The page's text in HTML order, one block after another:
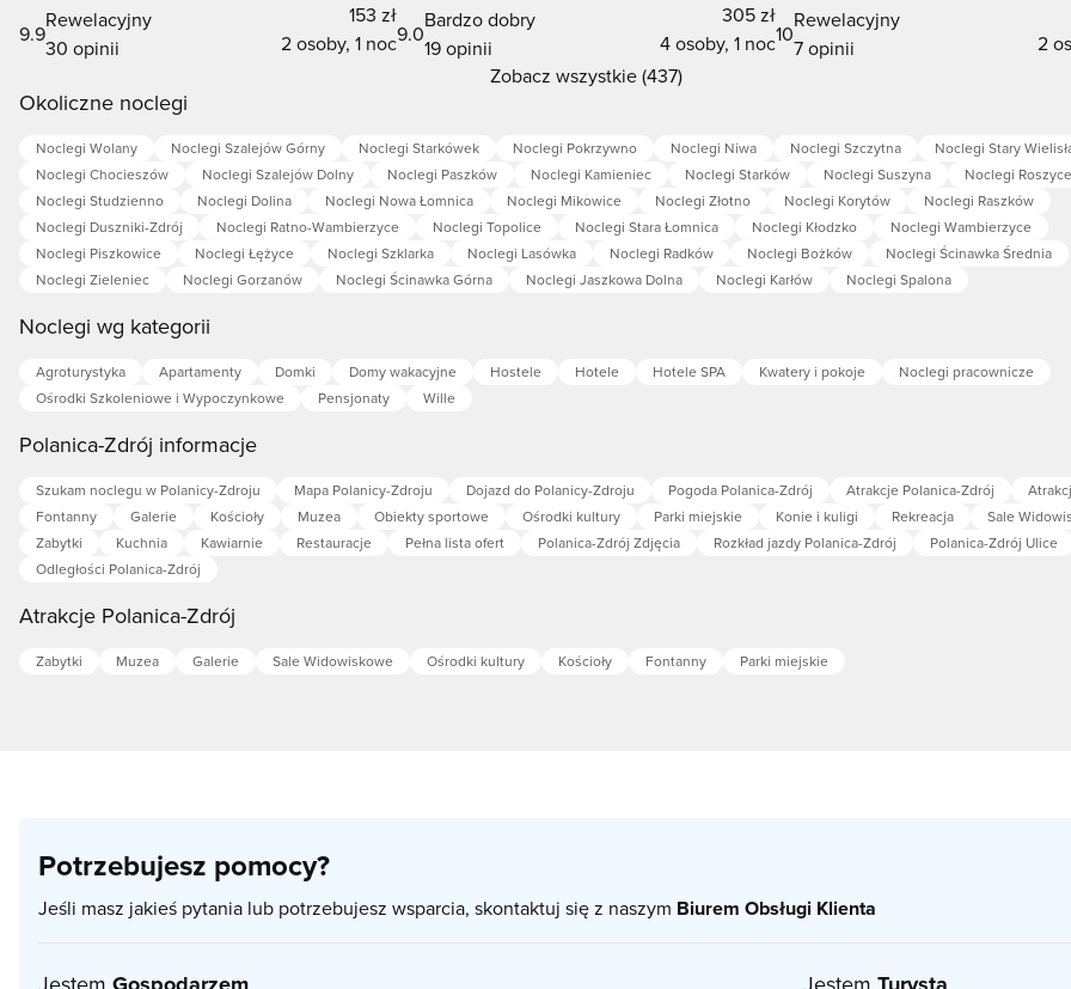
9.9
Rewelacyjny
30 opinii
153 zł
2 osoby, 1 noc9.0
Bardzo dobry
19 opinii
305 zł
4 osoby, 1 noc10
Rewelacyjny
7 opinii
2
Zobacz wszystkie (437)
Okoliczne noclegi
Noclegi Wolany Noclegi Szalejów Górny Noclegi Starkówek Noclegi Pokrzywno Noclegi Niwa Noclegi Szczytna
Noclegi Stary
Noclegi Chocieszów
Noclegi Szalejów Dolny Noclegi Paszków Noclegi Kamieniec Noclegi Starków Noclegi Suszyna
Noclegi Roszyce
Noclegi Studzienno
Noclegi Dolina Noclegi Nowa Łomnica Noclegi Mikowice Noclegi Złotno Noclegi Korytów
Noclegi Raszków
Noclegi Duszniki-Zdrój
Noclegi Ratno-Wambierzyce Noclegi Topolice Noclegi Stara Łomnica Noclegi Kłodzko
Noclegi Wambierzyce
Noclegi Piszkowice
Noclegi Łężyce Noclegi Szklarka Noclegi Lasówka Noclegi Radków Noclegi Bożków
Noclegi Ścinawka Średnia
Noclegi Zieleniec
Noclegi Gorzanów Noclegi Ścinawka Górna Noclegi Jaszkowa Dolna Noclegi Karłów Noclegi Spalona
Noclegi wg kategorii
Agroturystyka Apartamenty Domki Domy wakacyjne Hostele Hotele Hotele SPA Kwatery i pokoje
Noclegi pracownicze
Ośrodki Szkoleniowe i Wypoczynkowe
Pensjonaty Wille
Polanica-Zdrój informacje
Szukam noclegu w Polanicy-Zdroju Mapa Polanicy-Zdroju Dojazd do Polanicy-Zdroju Pogoda Polanica-Zdrój Atrakcje Polanica-Zdrój
Fontanny
Galerie Kościoły Muzea Obiekty sportowe Ośrodki kultury Parki miejskie Konie i kuligi Rekreacja
Sale
Zabytki
Kuchnia Kawiarnie Restauracje Pełna lista ofert Polanica-Zdrój Zdjęcia Rozkład jazdy Polanica-Zdrój
Polanica-Zdrój Ulice
Odległości Polanica-Zdrój
Atrakcje Polanica-Zdrój
Zabytki Muzea Galerie Sale Widowiskowe Ośrodki kultury Kościoły Fontanny Parki miejskie
Potrzebujesz pomocy?
Jeśli masz jakieś pytania lub potrzebujesz wsparcia, skontaktuj się z naszym Biurem Obsługi Klienta